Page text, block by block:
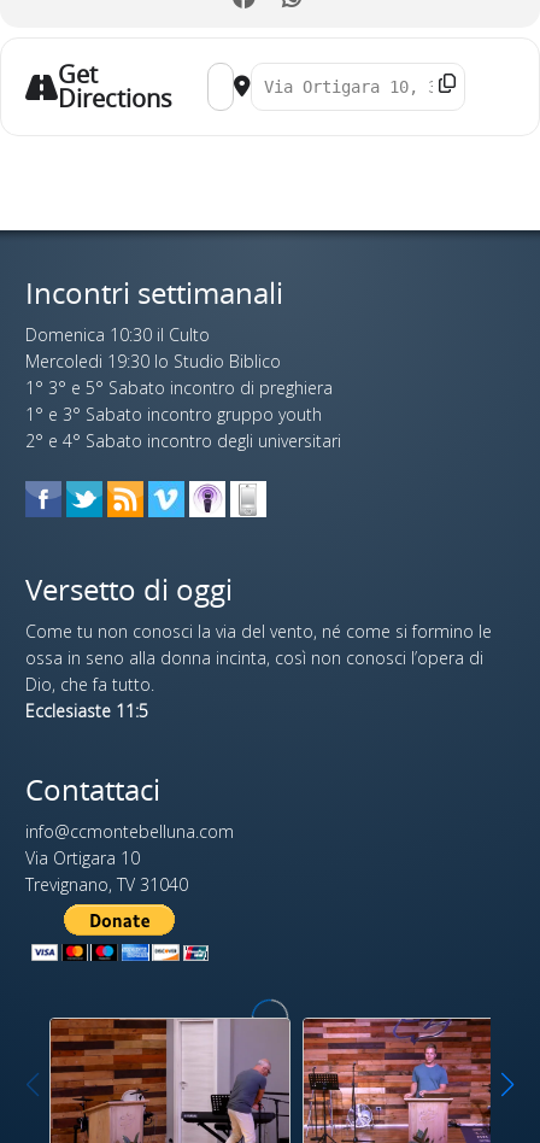
Get
Directions
Address - IL CULTO [KPsmLrH5b]
Destination Address - IL CULTO
Incontri settimanali
Domenica 10:30 il Culto
Mercoledi 19:30 lo Studio Biblico
1° 3° e 5° Sabato incontro di preghiera
1° e 3° Sabato incontro gruppo youth
2° e 4° Sabato incontro degli universitari
Versetto di oggi
Come tu non conosci la via del vento, né come si formino le
ossa in seno alla donna incinta, così non conosci l’opera di
Dio, che fa tutto.
Ecclesiaste 11:5
Contattaci
info@ccmontebelluna.com
Via Ortigara 10
Trevignano, TV 31040